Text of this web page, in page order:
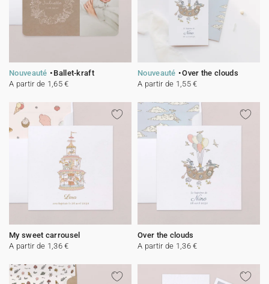
Nouveauté
Ballet-kraft
A partir de 1,65 €
Nouveauté
Over the clouds
A partir de 1,55 €
My sweet carrousel
A partir de 1,36 €
Over the clouds
A partir de 1,36 €